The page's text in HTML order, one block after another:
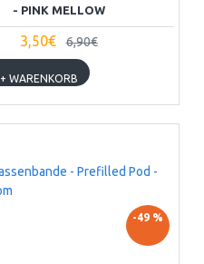
- PINK MELLOW
3,50€ 6,90€
+ WARENKORB
-49 %